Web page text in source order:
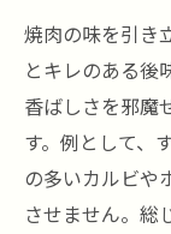
焼肉の味を引き
とキレのある後
香ばしさを邪魔
す。例として、
の多いカルビや
させません。総